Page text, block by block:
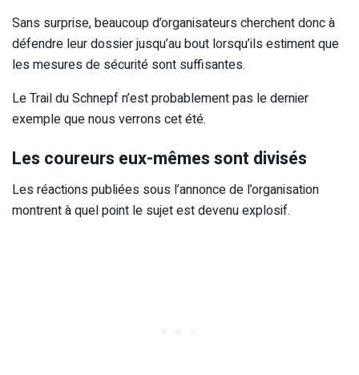
Sans surprise, beaucoup d’organisateurs cherchent donc à
défendre leur dossier jusqu’au bout lorsqu’ils estiment que
les mesures de sécurité sont suffisantes.
Le Trail du Schnepf n’est probablement pas le dernier
exemple que nous verrons cet été.
Les coureurs eux-mêmes sont divisés
Les réactions publiées sous l’annonce de l’organisation
montrent à quel point le sujet est devenu explosif.